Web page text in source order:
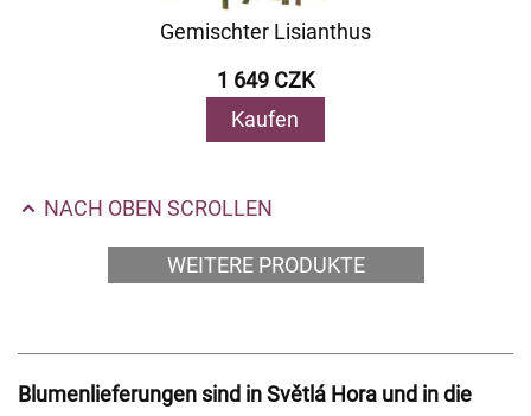
Gemischter Lisianthus
1 649 CZK
Kaufen
NACH OBEN SCROLLEN
WEITERE PRODUKTE
Blumenlieferungen sind in Světlá Hora und in die